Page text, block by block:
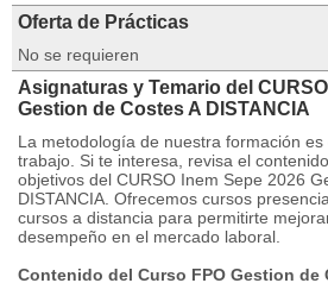
Oferta de Prácticas
No se requieren
Asignaturas y Temario del
Gestion de Costes A DISTANCIA
La metodología de nuestra formación
trabajo. Si te interesa, revisa el
objetivos del CURSO Inem Sepe 2026
DISTANCIA. Ofrecemos cursos
cursos a distancia para permitirte
desempeño en el mercado laboral.
Contenido del Curso FPO Gestion de